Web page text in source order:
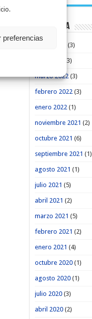
preferencias
Hemeroteca
(3)
(3)
marzo 2022 (3)
febrero 2022 (3)
enero 2022 (1)
noviembre 2021 (2)
octubre 2021 (6)
septiembre 2021 (1)
agosto 2021 (1)
julio 2021 (5)
abril 2021 (2)
marzo 2021 (5)
febrero 2021 (2)
enero 2021 (4)
octubre 2020(1)
agosto 2020(1)
julio 2020(3)
abril 2020(2)